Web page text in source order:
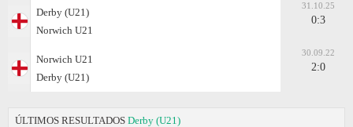
Derby (U21)
Norwich U21
31.10.25
0:3
Norwich U21
Derby (U21)
30.09.22
2:0
ÚLTIMOS RESULTADOS Derby (U21)